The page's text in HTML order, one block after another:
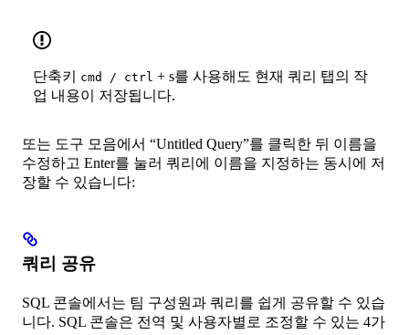
단축키 cmd / ctrl + s를 사용해도 현재 쿼리 탭의 작
업 내용이 저장됩니다.
또는 도구 모음에서 “Untitled Query”를 클릭한 뒤 이름을
수정하고 Enter를 눌러 쿼리에 이름을 지정하는 동시에 저
장할 수 있습니다:
쿼리 공유
SQL 콘솔에서는 팀 구성원과 쿼리를 쉽게 공유할 수 있습
니다. SQL 콘솔은 전역 및 사용자별로 조정할 수 있는 4가